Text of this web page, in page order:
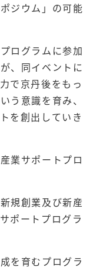
ジウム」の可能
ログラムに参加
、同イベントに
で京丹後をもっ
う意識を育み、
を創出していき
業サポートプロ
規創業及び新産
ポートプログラ
を育むプログラ